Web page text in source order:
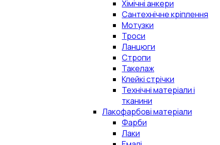
Хімічні анкери
Сантехнічне кріплення
Мотузки
Троси
Ланцюги
Стропи
Такелаж
Клейкі стрічки
Технічні матеріали і
тканини
Лакофарбові матеріали
Фарби
Лаки